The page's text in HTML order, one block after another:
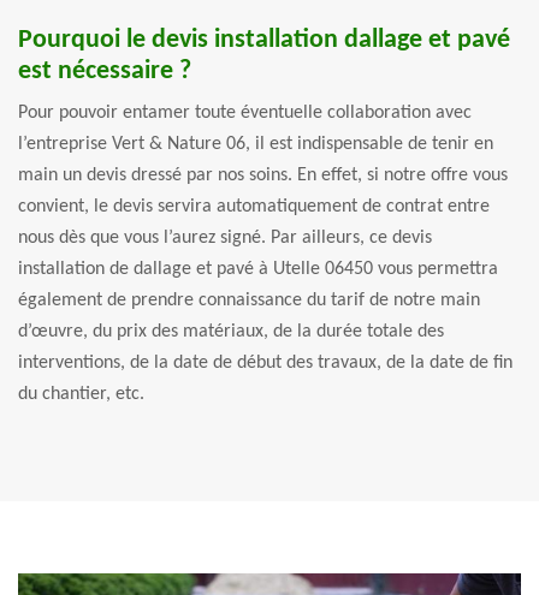
Pourquoi le devis installation dallage et pavé
est nécessaire ?
Pour pouvoir entamer toute éventuelle collaboration avec
l’entreprise Vert & Nature 06, il est indispensable de tenir en
main un devis dressé par nos soins. En effet, si notre offre vous
convient, le devis servira automatiquement de contrat entre
nous dès que vous l’aurez signé. Par ailleurs, ce devis
installation de dallage et pavé à Utelle 06450 vous permettra
également de prendre connaissance du tarif de notre main
d’œuvre, du prix des matériaux, de la durée totale des
interventions, de la date de début des travaux, de la date de fin
du chantier, etc.